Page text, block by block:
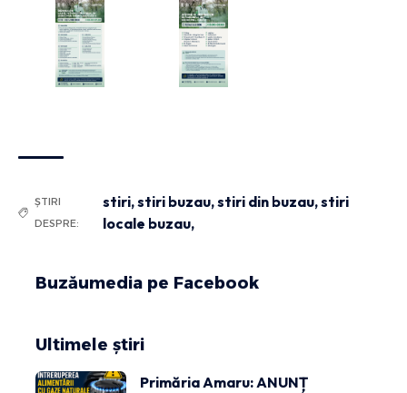
ȘTIRI
DESPRE:
stiri,stiri buzau,stiri din buzau,stiri
locale buzau,
Buzăumedia pe Facebook
Ultimele știri
Primăria Amaru: ANUNȚ